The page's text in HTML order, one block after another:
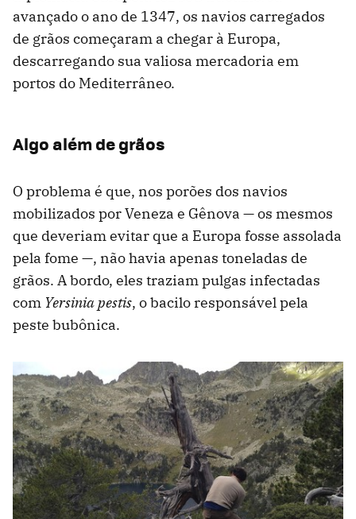
avançado o ano de 1347, os navios carregados
de grãos começaram a chegar à Europa,
descarregando sua valiosa mercadoria em
portos do Mediterrâneo.
Algo além de grãos
O problema é que, nos porões dos navios
mobilizados por Veneza e Gênova — os mesmos
que deveriam evitar que a Europa fosse assolada
pela fome —, não havia apenas toneladas de
grãos. A bordo, eles traziam pulgas infectadas
com Yersinia pestis, o bacilo responsável pela
peste bubônica.